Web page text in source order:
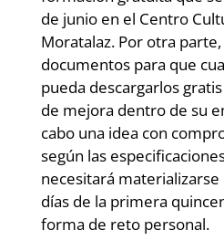
de junio en el Centro
Moratalaz. Por otra
documentos para que
pueda descargarlos
de mejora dentro de su
cabo una idea con
según las
necesitará materializarse
días de la primera
forma de reto personal.